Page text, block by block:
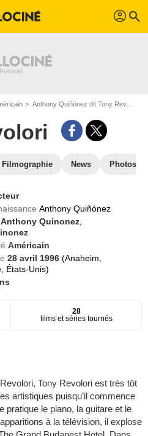
profil search
Anthony Quiñónez dit Tony Revolori
Filmographie News Photos
Anthony Quiñónez
Anthony Quinonez
Américain
28 avril 1996(Anaheim,
États-Unis)
28
films et séries tournés
Tony Revolori est très tôt
artistiques puisqu’il commence
pratique le piano, la guitare et le
à la télévision, il explose